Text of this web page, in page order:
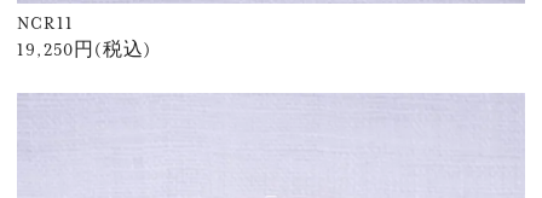
NCR11
19,250円(税込)